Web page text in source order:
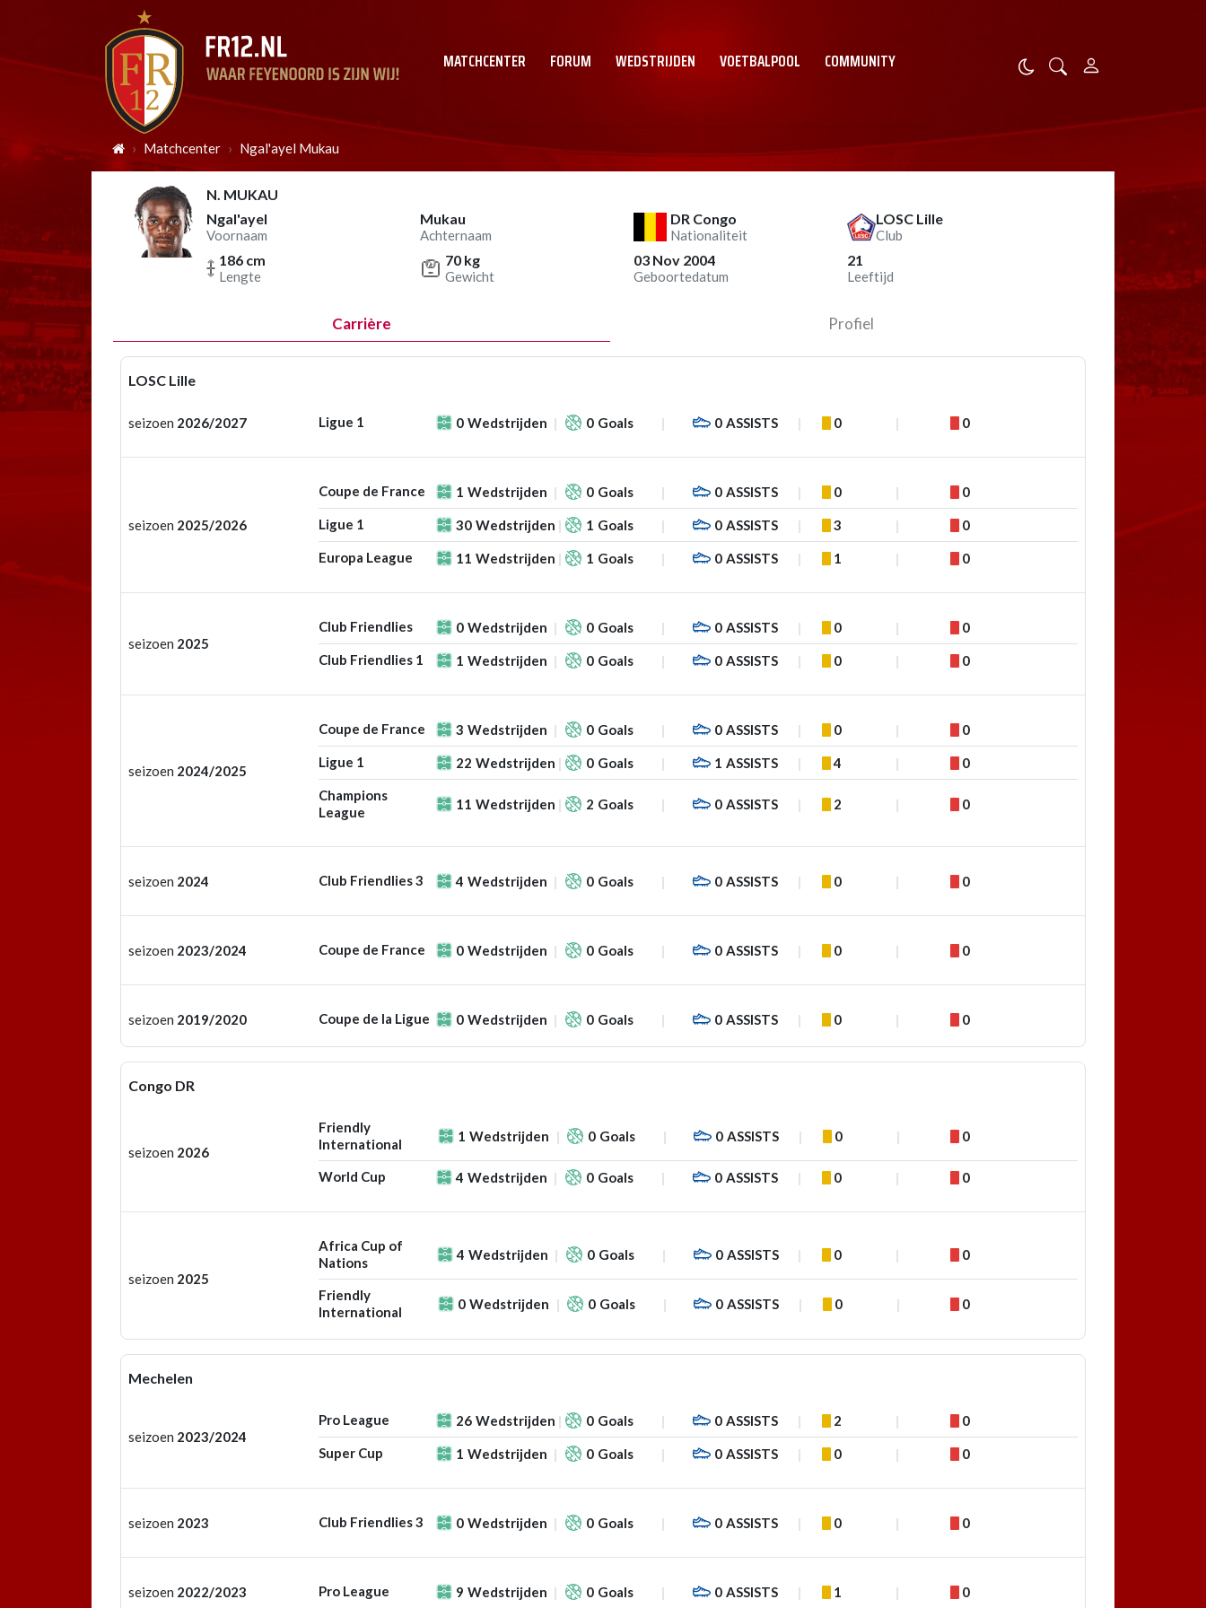
MATCHCENTER FORUM WEDSTRIJDEN VOETBALPOOL COMMUNITY
Matchcenter Ngal'ayel Mukau
N. MUKAU
Ngal'ayel
Voornaam
Mukau
Achternaam
DR Congo
Nationaliteit
LOSC Lille
Club
186 cm
Lengte
70 kg
Gewicht
03 Nov 2004
Geboortedatum
21
Leeftijd
Carrière Profiel
LOSC Lille
seizoen 2026/2027 Ligue 1 0 Wedstrijden 0 Goals 0 ASSISTS 0 0
seizoen 2025/2026
Coupe de France 1 Wedstrijden 0 Goals 0 ASSISTS 0 0
Ligue 1 30 Wedstrijden 1 Goals 0 ASSISTS 3 0
Europa League 11 Wedstrijden 1 Goals 0 ASSISTS 1 0
seizoen 2025
Club Friendlies 0 Wedstrijden 0 Goals 0 ASSISTS 0 0
Club Friendlies 1 1 Wedstrijden 0 Goals 0 ASSISTS 0 0
seizoen 2024/2025
Coupe de France 3 Wedstrijden 0 Goals 0 ASSISTS 0 0
Ligue 1 22 Wedstrijden 0 Goals 1 ASSISTS 4 0
Champions
League
11 Wedstrijden 2 Goals 0 ASSISTS 2 0
seizoen 2024 Club Friendlies 3 4 Wedstrijden 0 Goals 0 ASSISTS 0 0
seizoen 2023/2024 Coupe de France 0 Wedstrijden 0 Goals 0 ASSISTS 0 0
seizoen 2019/2020 Coupe de la Ligue 0 Wedstrijden 0 Goals 0 ASSISTS 0 0
Congo DR
seizoen 2026
Friendly
International
1 Wedstrijden 0 Goals 0 ASSISTS 0 0
World Cup 4 Wedstrijden 0 Goals 0 ASSISTS 0 0
seizoen 2025
Africa Cup of
Nations
4 Wedstrijden 0 Goals 0 ASSISTS 0 0
Friendly
International
0 Wedstrijden 0 Goals 0 ASSISTS 0 0
Mechelen
seizoen 2023/2024
Pro League 26 Wedstrijden 0 Goals 0 ASSISTS 2 0
Super Cup 1 Wedstrijden 0 Goals 0 ASSISTS 0 0
seizoen 2023 Club Friendlies 3 0 Wedstrijden 0 Goals 0 ASSISTS 0 0
seizoen 2022/2023 Pro League 9 Wedstrijden 0 Goals 0 ASSISTS 1 0